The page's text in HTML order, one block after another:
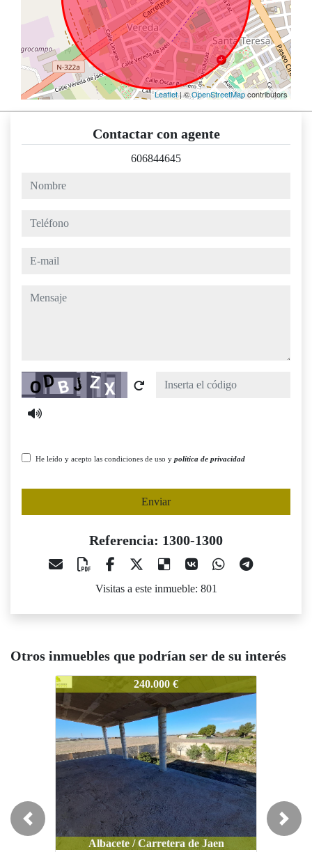
Leaflet| ©OpenStreetMapcontributors
Contactar con agente
606844645
nombre
teléfono
e-mail
mensaje
Captcha
He leído y acepto las condiciones de uso y política de privacidad
Enviar
Referencia: 1300-1300
Visitas a este inmueble: 801
Otros inmuebles que podrían ser de su interés
1300-1300
240.000 €
Albacete / Carretera de Jaen
1300-1300
Albacete / Carretera de Jaen
Previous Next